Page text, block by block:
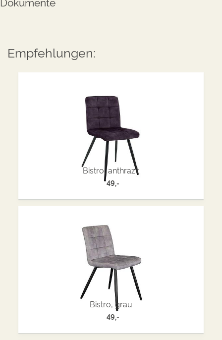
Empfehlungen:
Bistro, anthrazit
49,-
Bistro, grau
49,-